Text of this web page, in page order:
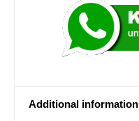
Additional information